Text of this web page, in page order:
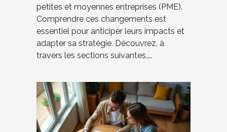
petites et moyennes entreprises (PME).
Comprendre ces changements est
essentiel pour anticiper leurs impacts et
adapter sa stratégie. Découvrez, à
travers les sections suivantes,...